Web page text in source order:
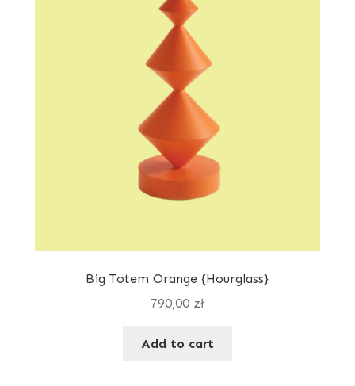
Big Totem Orange {Hourglass}
790,00 zł
Add to cart